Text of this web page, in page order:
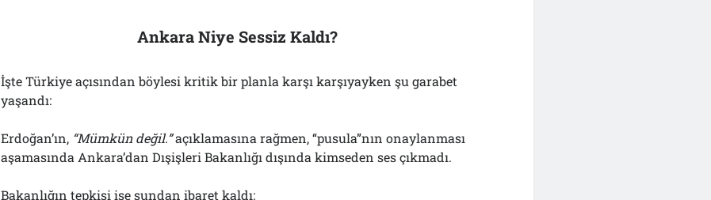
Ankara Niye Sessiz Kaldı?
İşte Türkiye açısından böylesi kritik bir planla karşı karşıyayken şu garabet
yaşandı:
Erdoğan’ın, “Mümkün değil.”açıklamasına rağmen, “pusula”nın onaylanması
aşamasında Ankara’dan Dışişleri Bakanlığı dışında kimseden ses çıkmadı.
Bakanlığın tepkisi ise şundan ibaretkaldı: